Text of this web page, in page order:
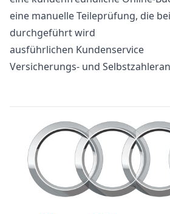
eine manuelle Teileprüfung, die
durchgeführt wird
ausführlichen Kundenservice
Versicherungs- und